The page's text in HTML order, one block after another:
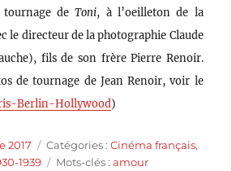
tournage deToni, à l’oeilleton de la
le directeur de la photographie Claude
fils de son frère Pierre Renoir.
de tournage de Jean Renoir, voir le
Berlin-Hollywood)
2017 Catégories
Catégories :Cinéma français,
1939
Étiquettes
Mots-clés :amour